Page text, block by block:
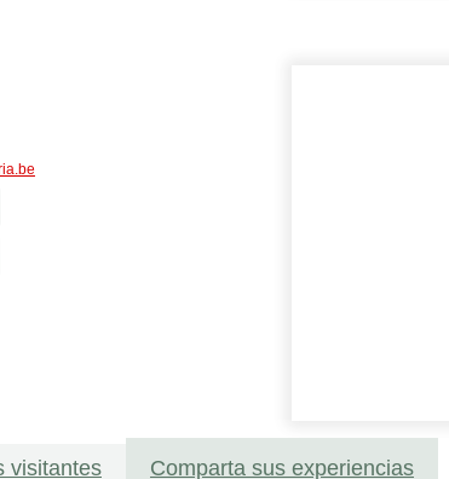
visitantes Comparta sus experiencias